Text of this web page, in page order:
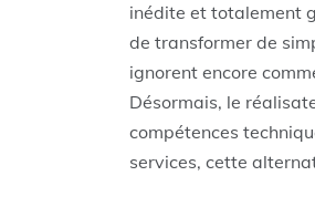
inédite et totalement
de transformer de
ignorent encore
Désormais, le
compétences
services, cette